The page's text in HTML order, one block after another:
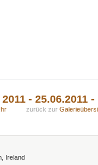
- 25.06.2011
zurück zur